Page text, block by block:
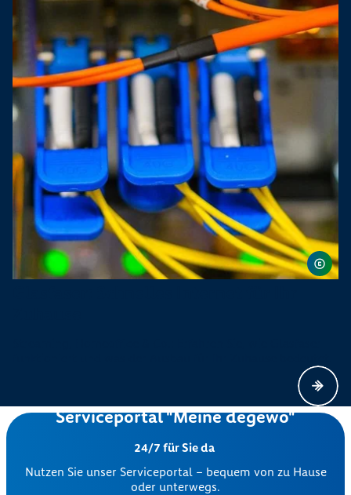
Serviceportal "Meine degewo"
24/7 für Sie da
Nutzen Sie unser Serviceportal – bequem von zu Hause
oder unterwegs.